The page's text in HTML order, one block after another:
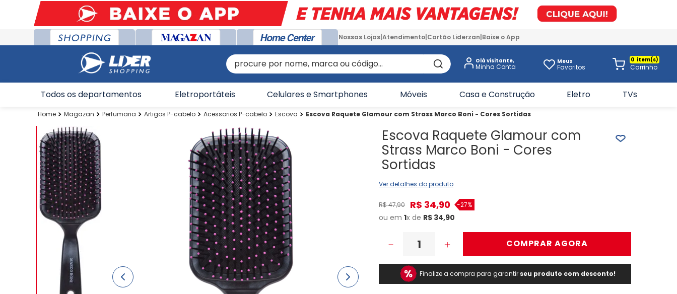
Nossas Lojas Atendimento Cartão Liderzan Baixe o App
procure por nome, marca ou código... Olá visitante, Meus
Favoritos
0
Todos os departamentos Eletroportáteis Celulares e Smartphones Móveis Casa e Construção Eletro TVs
Magazan Perfumaria Artigos P-cabelo Acessorios P-cabelo Escova Escova Raquete Glamour com Strass Marco Boni - Cores Sortidas
Escova Raquete Glamour com
Strass Marco Boni - Cores
Sortidas
Ver detalhes do produto
R$47,90 R$ 34,90 -27%
ou em1x de R$ 34,90
＋
－ COMPRAR AGORA
Finalize a compra para garantir seu produto com desconto!